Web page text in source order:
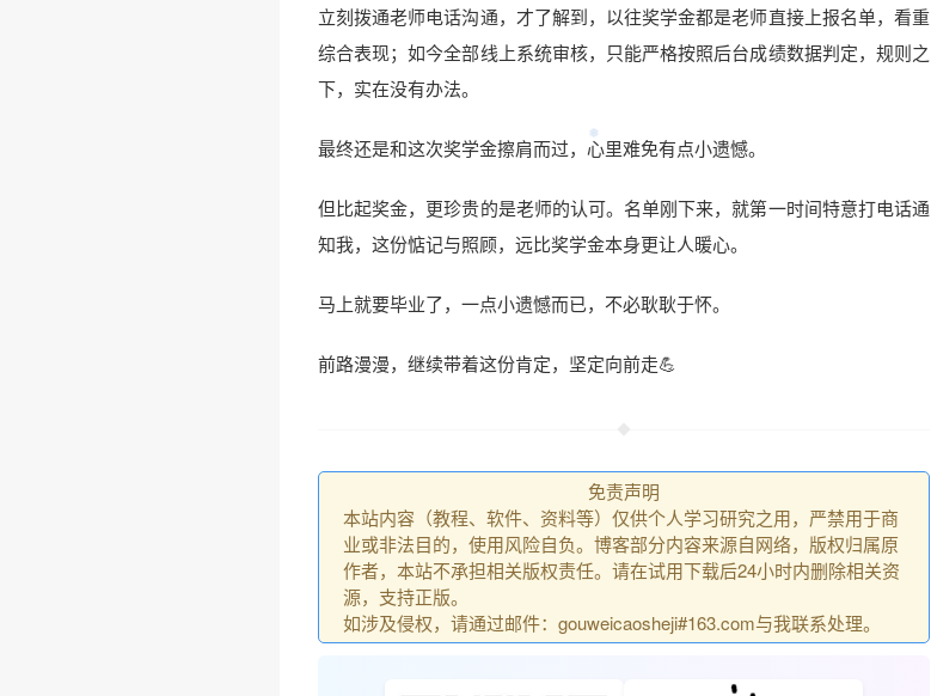
立刻拨通老师电话沟通，才了解到，以往奖学金都是老师直接上报名单，看重
综合表现；如今全部线上系统审核，只能严格按照后台成绩数据判定，规则之
下，实在没有办法。
最终还是和这次奖学金擦肩而过，心里难免有点小遗憾。
但比起奖金，更珍贵的是老师的认可。名单刚下来，就第一时间特意打电话通
知我，这份惦记与照顾，远比奖学金本身更让人暖心。
马上就要毕业了，一点小遗憾而已，不必耿耿于怀。
前路漫漫，继续带着这份肯定，坚定向前走💪
免责声明
本站内容（教程、软件、资料等）仅供个人学习研究之用，严禁用于商
业或非法目的，使用风险自负。博客部分内容来源自网络，版权归属原
作者，本站不承担相关版权责任。请在试用下载后24小时内删除相关资
源，支持正版。
如涉及侵权，请通过邮件：gouweicaosheji#163.com与我联系处理。